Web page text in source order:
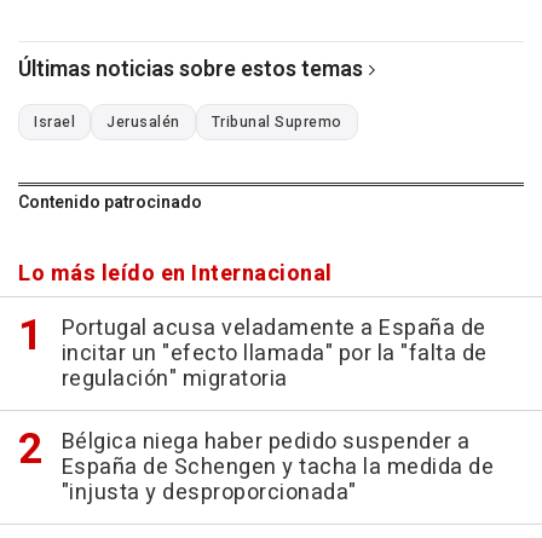
Últimas noticias sobre estos temas
Israel Jerusalén Tribunal Supremo
Contenido patrocinado
Lo más leído en Internacional
Portugal acusa veladamente a España de
incitar un "efecto llamada" por la "falta de
regulación" migratoria
Bélgica niega haber pedido suspender a
España de Schengen y tacha la medida de
"injusta y desproporcionada"